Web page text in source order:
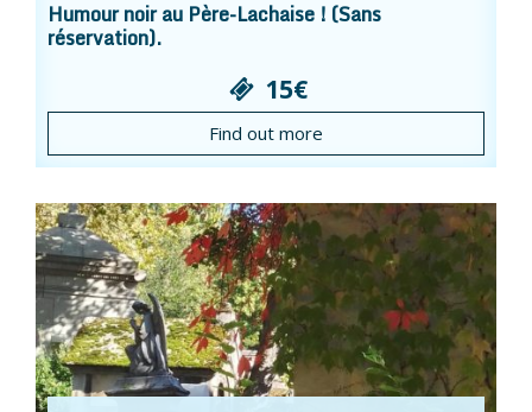
Humour noir au Père-Lachaise ! (Sans
réservation).
15€
Find out more